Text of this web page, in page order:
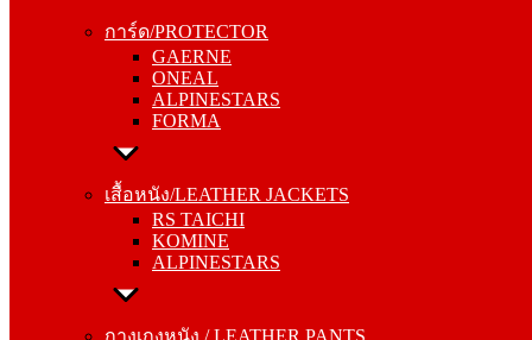
การ์ด/PROTECTOR
GAERNE
ONEAL
ALPINESTARS
FORMA
เสื้อหนัง/LEATHER JACKETS
RS TAICHI
KOMINE
ALPINESTARS
กางเกงหนัง / LEATHER PANTS
ONEAL
ALPINESTARS
FORMA
เสื้อหนัง/LEATHER JACKETS
KOMINE
ALPINESTARS
กางเกงหนัง / LEATHER PANTS